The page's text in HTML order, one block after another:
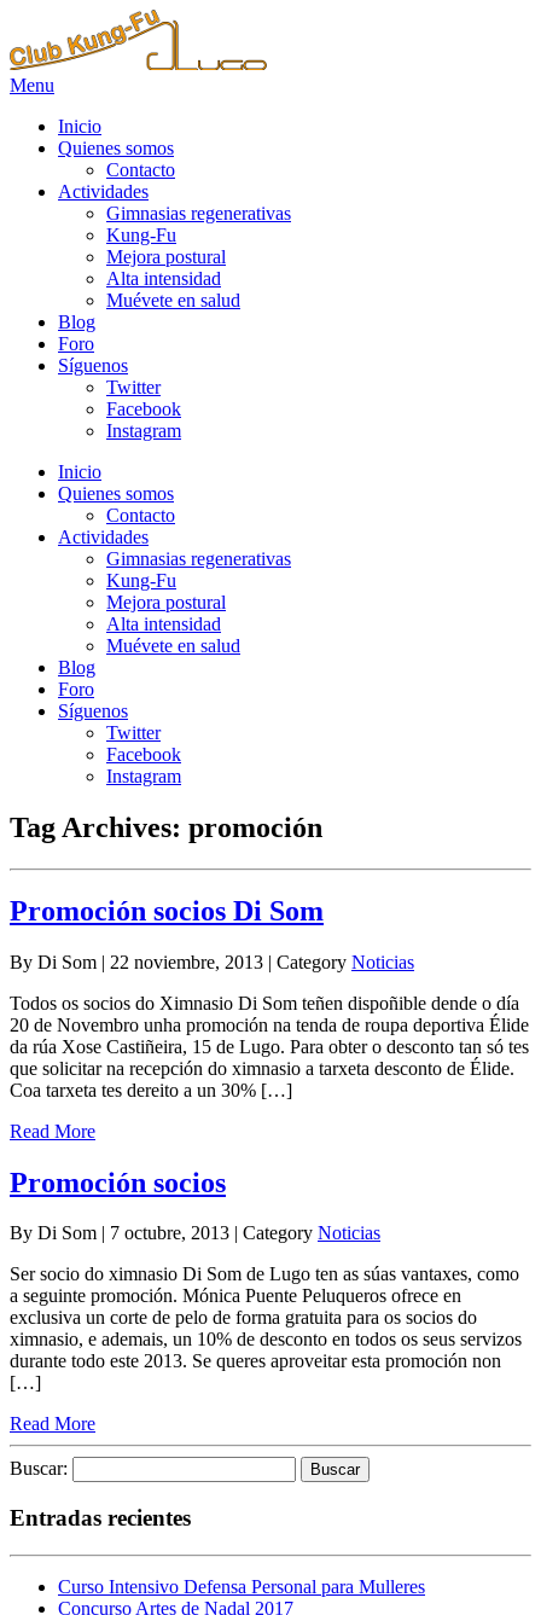
Menu
Inicio
Quienes somos
Contacto
Actividades
Gimnasias regenerativas
Kung-Fu
Mejora postural
Alta intensidad
Muévete en salud
Blog
Foro
Síguenos
Twitter
Facebook
Instagram
Inicio
Quienes somos
Contacto
Actividades
Gimnasias regenerativas
Kung-Fu
Mejora postural
Alta intensidad
Muévete en salud
Blog
Foro
Síguenos
Twitter
Facebook
Instagram
Tag Archives: promoción
Promoción socios Di Som
By Di Som | 22 noviembre, 2013 | Category Noticias
Todos os socios do Ximnasio Di Som teñen dispoñible dende o día
20 de Novembro unha promoción na tenda de roupa deportiva Élide
da rúa Xose Castiñeira, 15 de Lugo. Para obter o desconto tan só tes
que solicitar na recepción do ximnasio a tarxeta desconto de Élide.
Coa tarxeta tes dereito a un 30% […]
Read More
Promoción socios
By Di Som | 7 octubre, 2013 | Category Noticias
Ser socio do ximnasio Di Som de Lugo ten as súas vantaxes, como
a seguinte promoción. Mónica Puente Peluqueros ofrece en
exclusiva un corte de pelo de forma gratuita para os socios do
ximnasio, e ademais, un 10% de desconto en todos os seus servizos
durante todo este 2013. Se queres aproveitar esta promoción non
[…]
Read More
Buscar:
Entradas recientes
Curso Intensivo Defensa Personal para Mulleres
Concurso Artes de Nadal 2017